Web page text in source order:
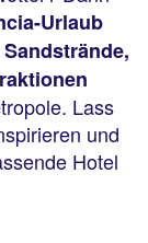
Urlaub
Lass
und
Hotel